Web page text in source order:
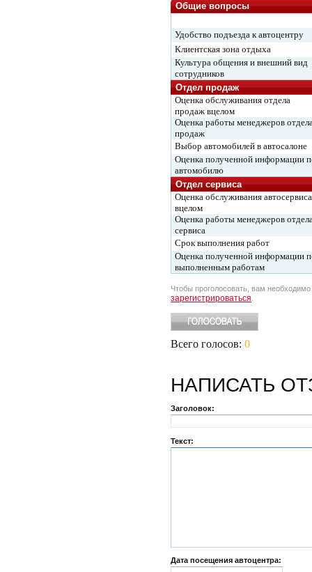
Общие вопросы
Удобство подъезда к автоцентру
Клиентская зона отдыха
Культура общения и внешний вид
сотрудников
Отдел продаж
Оценка обслуживания отдела
продаж вцелом
Оценка работы менеджеров
продаж
Выбор автомобилей в автосалоне
Оценка полученной информации
автомобилю
Отдел сервиса
Оценка обслуживания автосервиса
вцелом
Оценка работы менеджеров
сервиса
Срок выполнения работ
Оценка полученной информации
выполненным работам
Чтобы проголосовать, вам необходимо
зарегистрироваться
Всего голосов: 0
НАПИСАТЬ
Заголовок:
Текст:
Дата посещения автоцентра: